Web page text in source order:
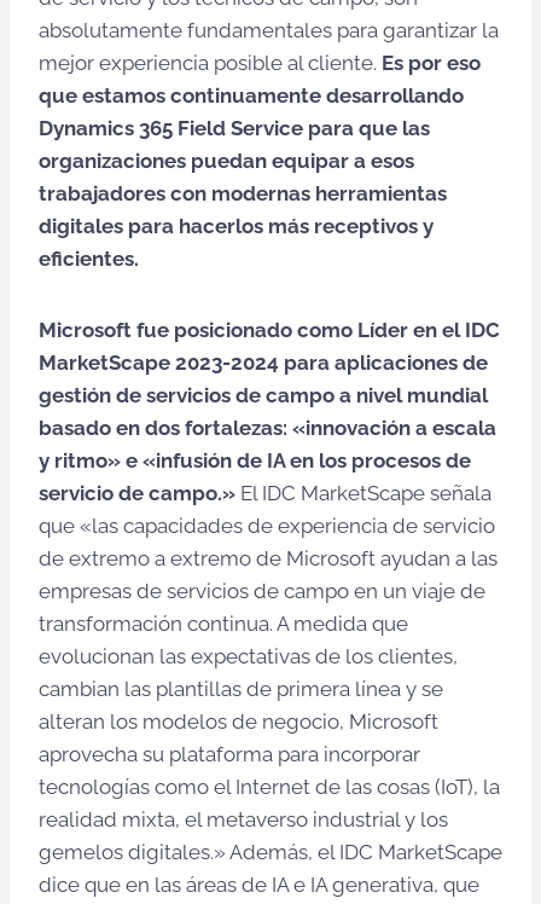
absolutamente fundamentales para garantizar la
mejor experiencia posible al cliente. Es por eso
que estamos continuamente desarrollando
Dynamics 365 Field Service para que las
organizaciones puedan equipar a esos
trabajadores con modernas herramientas
digitales para hacerlos más receptivos y
eficientes.
Microsoft fue posicionado como Líder en el IDC
MarketScape 2023-2024 para aplicaciones de
gestión de servicios de campo a nivel mundial
basado en dos fortalezas: «innovación a escala
y ritmo» e «infusión de IA en los procesos de
servicio de campo.» El IDC MarketScape señala
que «las capacidades de experiencia de servicio
de extremo a extremo de Microsoft ayudan a las
empresas de servicios de campo en un viaje de
transformación continua. A medida que
evolucionan las expectativas de los clientes,
cambian las plantillas de primera línea y se
alteran los modelos de negocio, Microsoft
aprovecha su plataforma para incorporar
tecnologías como el Internet de las cosas (IoT), la
realidad mixta, el metaverso industrial y los
gemelos digitales.» Además, el IDC MarketScape
dice que en las áreas de IA e IA generativa, que